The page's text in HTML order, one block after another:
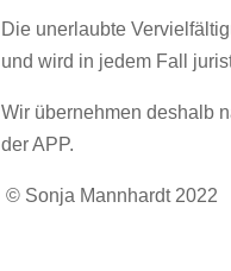
Die unerlaubte
und wird in jedem Fall
Wir übernehmen deshalb
der APP.
© Sonja Mannhardt 2022